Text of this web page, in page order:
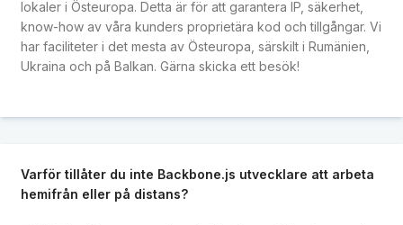
lokaler i Östeuropa. Detta är för att garantera IP, säkerhet,
know-how av våra kunders proprietära kod och tillgångar. Vi
har faciliteter i det mesta av Östeuropa, särskilt i Rumänien,
Ukraina och på Balkan. Gärna skicka ett besök!
Varför tillåter du inte Backbone.js utvecklare att arbeta
hemifrån eller på distans?